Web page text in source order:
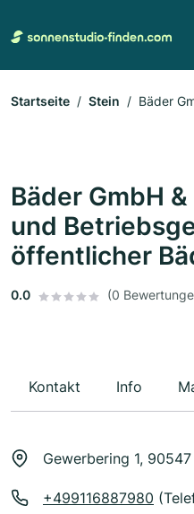
Startseite Stein
Bäder
Bäder GmbH
und
öffentlicher
0.0 (0
Kontakt Info
Gewerbering 1,
+499116887980